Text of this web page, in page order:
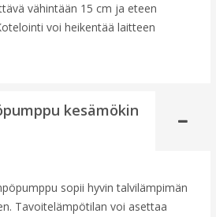
vähintään 15 cm ja eteen
voi heikentää laitteen
kesämökin
sopii hyvin talvilämpimän
Tavoitelämpötilan voi asettaa